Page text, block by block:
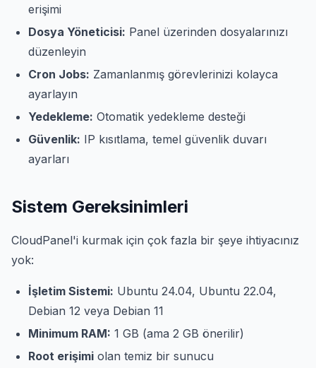
erişimi
Dosya Yöneticisi: Panel üzerinden dosyalarınızı
düzenleyin
Cron Jobs: Zamanlanmış görevlerinizi kolayca
ayarlayın
Yedekleme: Otomatik yedekleme desteği
Güvenlik: IP kısıtlama, temel güvenlik duvarı
ayarları
Sistem Gereksinimleri
CloudPanel'i kurmak için çok fazla bir şeye ihtiyacınız
yok:
İşletim Sistemi: Ubuntu 24.04, Ubuntu 22.04,
Debian 12 veya Debian 11
Minimum RAM: 1 GB (ama 2 GB önerilir)
Root erişimi olan temiz bir sunucu